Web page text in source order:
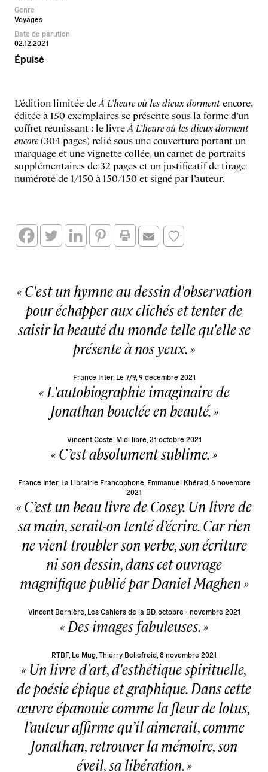
Genre
Voyages
Date de parution
02.12.2021
Épuisé
L’édition limitée deÀ L’heure où les dieux dormentencore,
éditée à 150 exemplaires se présente sous la forme d’un
coffret réunissant : le livreÀ L’heure où les dieux dorment
encore(304 pages) relié sous une couverture portant un
marquage et une vignette collée, un carnet de portraits
supplémentaires de 32 pages et un justificatif de tirage
numéroté de 1/150 à 150/150 et signé par l’auteur.
C'est un hymne au dessin d'observation
pour échapper aux clichés et tenter de
saisir la beauté du monde telle qu'elle se
présente à nos yeux.
France Inter, Le 7/9, 9 décembre 2021
L'autobiographie imaginaire de
Jonathan bouclée en beauté.
Vincent Coste, Midi libre, 31 octobre 2021
C’est absolument sublime.
France Inter, La Librairie Francophone, Emmanuel Khérad, 6 novembre
2021
C’est un beau livre de Cosey. Un livre de
sa main, serait-on tenté d’écrire. Car rien
ne vient troubler son verbe, son écriture
ni son dessin, dans cet ouvrage
magnifique publié par Daniel Maghen
Vincent Bernière, Les Cahiers de la BD, octobre - novembre 2021
Des images fabuleuses.
RTBF, Le Mug, Thierry Bellefroid, 8 novembre 2021
Un livre d'art, d'esthétique spirituelle,
de poésie épique et graphique. Dans cette
œuvre épanouie comme la fleur de lotus,
l’auteur affirme qu’il aimerait, comme
Jonathan, retrouver la mémoire, son
éveil, sa libération.